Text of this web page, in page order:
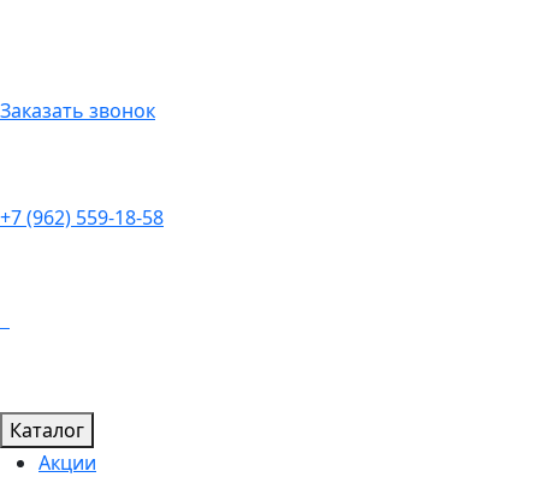
Заказать звонок
+7 (962) 559-18-58
Каталог
Акции